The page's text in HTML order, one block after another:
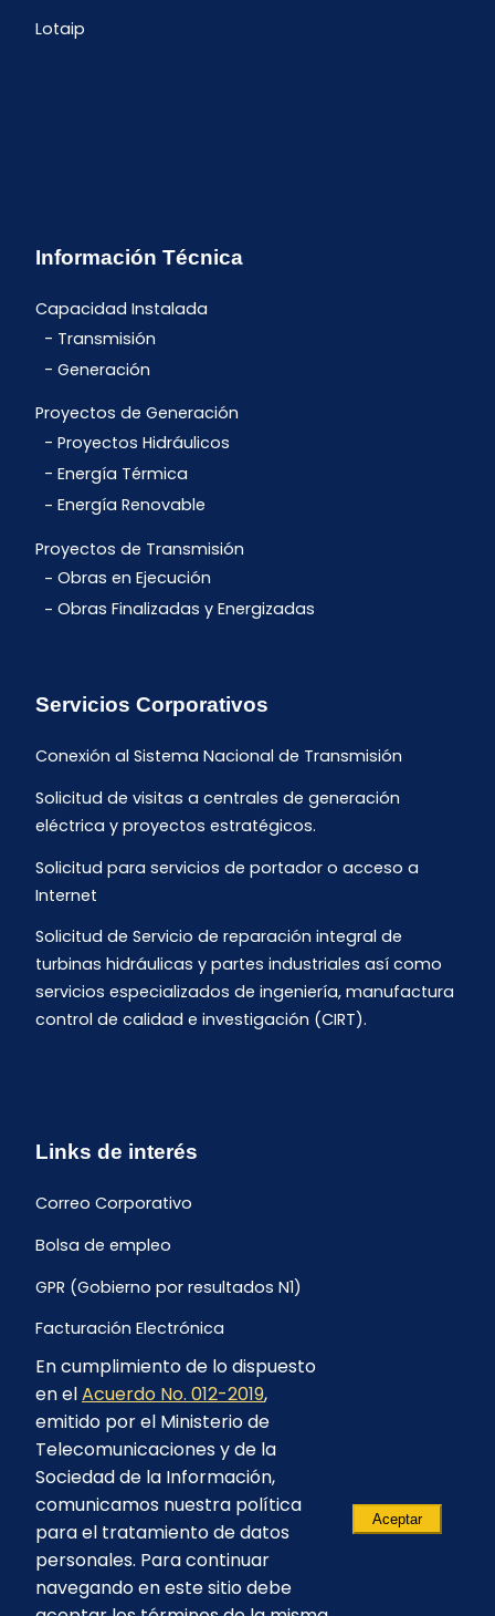
Lotaip
Información Técnica
Capacidad Instalada
Transmisión
Generación
Proyectos de Generación
Proyectos Hidráulicos
Energía Térmica
Energía Renovable
Proyectos de Transmisión
Obras en Ejecución
Obras Finalizadas y Energizadas
Servicios Corporativos
Conexión al Sistema Nacional de Transmisión
Solicitud de visitas a centrales de generación
eléctrica y proyectos estratégicos.
Solicitud para servicios de portador o acceso a
Internet
Solicitud de Servicio de reparación integral de
turbinas hidráulicas y partes industriales así como
servicios especializados de ingeniería, manufactura
control de calidad e investigación (CIRT).
Links de interés
Correo Corporativo
Bolsa de empleo
GPR (Gobierno por resultados N1)
Facturación Electrónica
Archivo Histórico de Facturación
Portal Ambiental y Social
Proyecto Geotérmico Chachimbiro
Contratación consultoría mediante “Lista Corta”
Reglamento de Procesos Asociativos
En cumplimiento de lo dispuesto
en elAcuerdo No. 012-2019,
emitido por el Ministerio de
Telecomunicaciones y de la
Sociedad de la Información,
comunicamos nuestra política
para el tratamiento de datos
personales. Para continuar
navegando en este sitio debe
Aceptar